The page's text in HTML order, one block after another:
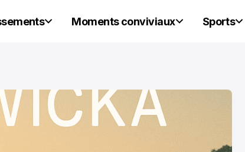
Moments conviviaux Sports